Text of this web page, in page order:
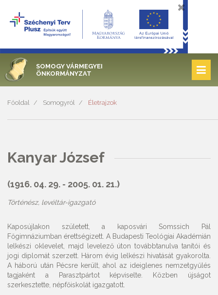
SOMOGY VÁRMEGYEI
ÖNKORMÁNYZAT
Főoldal Somogyról Életrajzok
Kanyar József
(1916. 04. 29. - 2005. 01. 21.)
Történész, levéltár-igazgató
Kaposújlakon született, a kaposvári Somssich Pál
Főgimnáziumban érettségizett. A Budapesti Teológiai Akadémián
lelkészi oklevelet, majd levelező úton továbbtanulva tanítói és
jogi diplomát szerzett. Három évig lelkészi hivatását gyakorolta.
A háború után Pécsre került, ahol az ideiglenes nemzetgyűlés
tagjaként a Parasztpártot képviselte. Közben újságot
szerkesztette, népfőiskolát igazgatott.